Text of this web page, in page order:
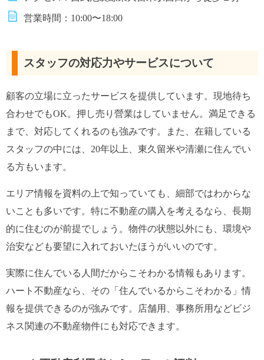
営業時間：10:00〜18:00
スタッフの対応力やサービスについて
顧客の立場に立ったサービスを提供しています。現地待ち
合わせでもOK。押し売り營業はしていません。満足できる
まで、対応してくれるのも強みです。また、在籍している
スタッフの中には、20年以上、東久留米や清瀬に住んでい
る方もいます。
エリア情報を資料の上で知っていても、細部ではわからな
いことも多いです。特に不動産の購入を考えるなら、長期
的に住むのが前提でしょう。物件の状態以外にも、環境や
治安なども要望に入れておいたほうがいいのです。
実際に住んでいる人間だからこそわかる情報もあります。
ハート不動産なら、その「住んでいるからこそわかる」情
報を提供できるのが強みです。店舗用、事務所用などビジ
ネス関連の不動産物件にも対応できます。